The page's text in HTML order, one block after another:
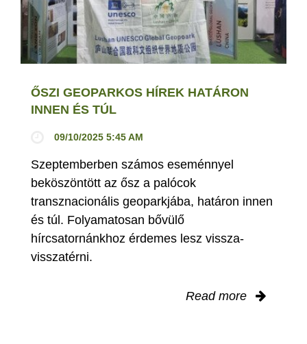
ŐSZI GEOPARKOS HÍREK HATÁRON
INNEN ÉS TÚL
09/10/2025 5:45 AM
Szeptemberben számos eseménnyel
beköszöntött az ősz a palócok
transznacionális geoparkjába, határon innen
és túl. Folyamatosan bővülő
hírcsatornánkhoz érdemes lesz vissza-
visszatérni.
Read more